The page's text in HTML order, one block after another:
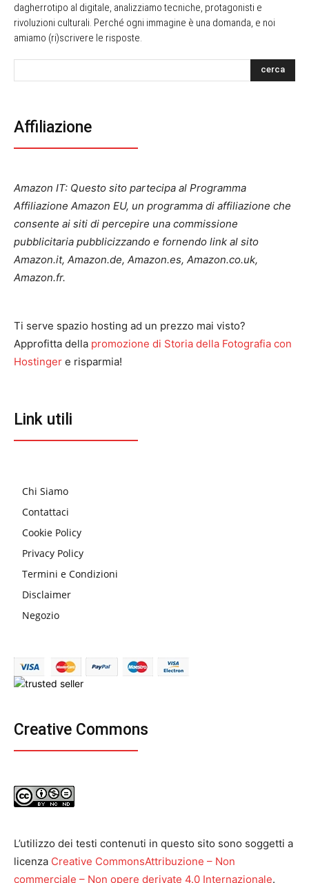
dagherrotipo al digitale, analizziamo tecniche, protagonisti e
rivoluzioni culturali. Perché ogni immagine è una domanda, e noi
amiamo (ri)scrivere le risposte.
cerca
Affiliazione
Amazon IT: Questo sito partecipa al Programma
Affiliazione Amazon EU, un programma di affiliazione che
consente ai siti di percepire una commissione
pubblicitaria pubblicizzando e fornendo link al sito
Amazon.it, Amazon.de, Amazon.es, Amazon.co.uk,
Amazon.fr.
Ti serve spazio hosting ad un prezzo mai visto?
Approfitta della promozione di Storia della Fotografia con
Hostinger e risparmia!
Link utili
Chi Siamo
Contattaci
Cookie Policy
Privacy Policy
Termini e Condizioni
Disclaimer
Negozio
Creative Commons
L’utilizzo dei testi contenuti in questo sito sono soggetti a
licenza Creative CommonsAttribuzione – Non
commerciale – Non opere derivate 4.0 Internazionale.